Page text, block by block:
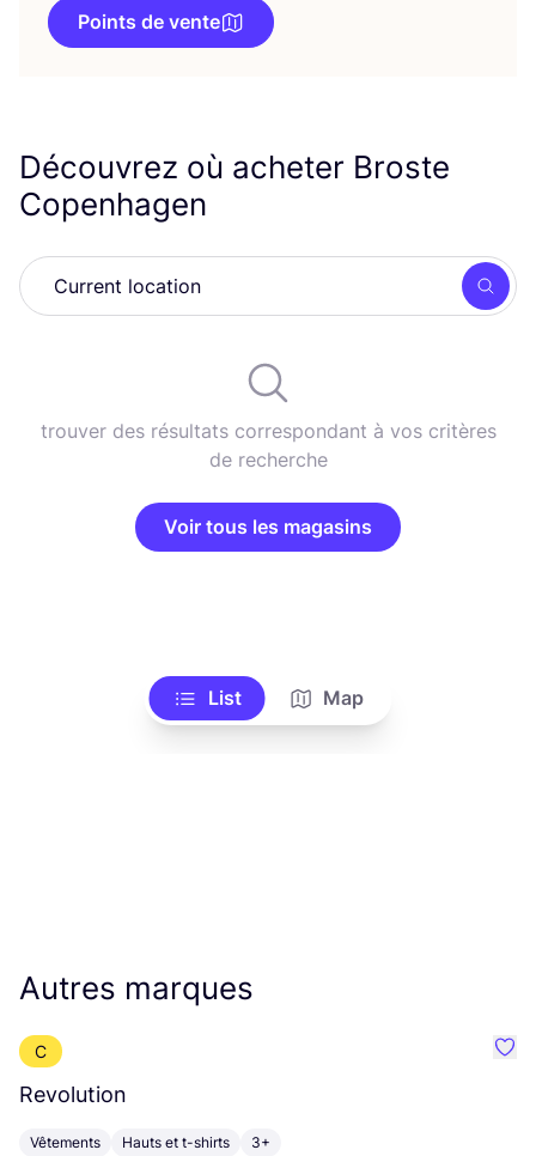
Points de vente
Découvrez où acheter Broste
Copenhagen
trouver des résultats correspondant à vos critères
de recherche
Voir tous les magasins
List Map
Autres marques
C
Revolution
Vêtements Hauts et t-shirts 3+